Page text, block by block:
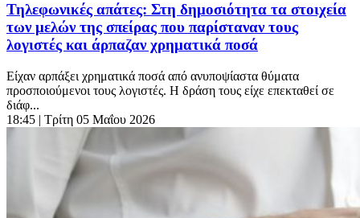
Τηλεφωνικές απάτες: Στη δημοσιότητα τα στοιχεία
των μελών της σπείρας που παρίσταναν τους
λογιστές και άρπαζαν χρηματικά ποσά
Είχαν αρπάξει χρηματικά ποσά από ανυποψίαστα θύματα
προσποιούμενοι τους λογιστές. Η δράση τους είχε επεκταθεί σε
διάφ...
18:45 | Τρίτη 05 Μαΐου 2026